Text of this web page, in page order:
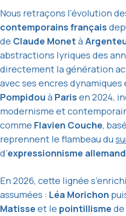
Nous retraçons l’évolution
contemporains français
de Claude Monet à
abstractions lyriques des
directement la génération
avec ses encres dynamiques
Pompidou à Paris en 2024,
modernisme et
comme Flavien Couche,
reprennent le flambeau du
d’expressionnisme allemand
En 2026, cette lignée
assumées : Léa Morichon
Matisse et le pointillisme de